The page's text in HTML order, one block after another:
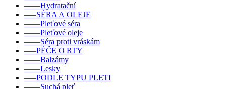
––––Hydratační
–––SÉRA A OLEJE
––––Pleťové séra
––––Pleťové oleje
––––Séra proti vráskám
–––PÉČE O RTY
––––Balzámy
––––Lesky
–––PODLE TYPU PLETI
––––Suchá pleť